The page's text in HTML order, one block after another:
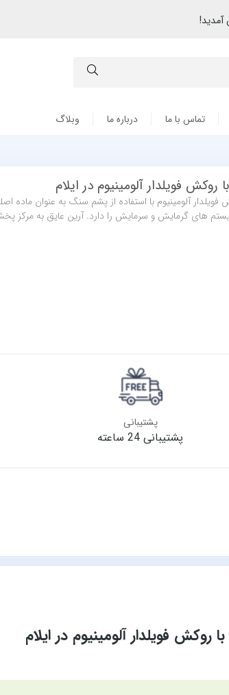
تماس با ما درباره ما وبلاگ
فویلدار آلومینیوم در ایلام
آلومینیوم با استفاده از پشم سنگ به عنوان ماده
های گرمایش و سرمایش را دارد. آرین عایق به مرکز
پشتیبانی
پشتیبانی 24 ساعته
فویلدار آلومینیوم در ایلام